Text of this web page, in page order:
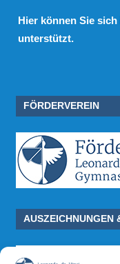
Hier können Sie
unterstützt.
FÖRDERVEREIN
AUSZEICHNUNGEN